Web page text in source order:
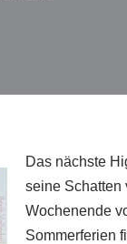
Das nächste
seine Schatten
Wochenende
Sommerferien